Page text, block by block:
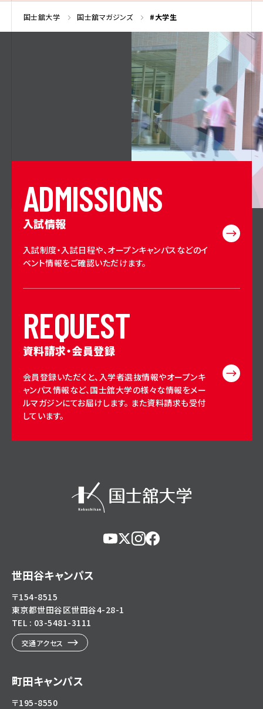
国士舘大学 国士舘マガジンズ #大学生
ADMISSIONS
入試情報
入試制度・入試日程や、オープンキャンパスなどのイ
ベント情報をご確認いただけます。
REQUEST
資料請求・会員登録
会員登録いただくと、入学者選抜情報やオープンキ
ャンパス情報など、国士舘大学の様々な情報をメー
ルマガジンにてお届けします。 また資料請求も受付
しています。
世田谷キャンパス
〒154-8515
東京都世田谷区世田谷4-28-1
TEL : 03-5481-3111
交通アクセス
町田キャンパス
〒195-8550